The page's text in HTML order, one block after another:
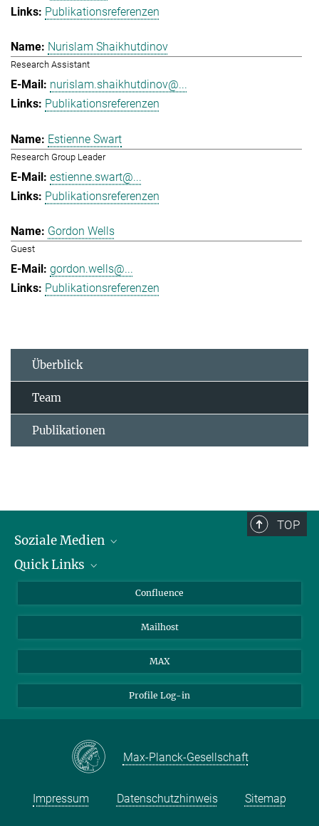
Publikationsreferenzen
Nurislam Shaikhutdinov
Research Assistant
nurislam.shaikhutdinov@...
Publikationsreferenzen
Estienne Swart
Research Group Leader
estienne.swart@...
Publikationsreferenzen
Gordon Wells
Guest
gordon.wells@...
Publikationsreferenzen
Überblick
Team
Publikationen
TOP
Soziale Medien
LinkedIn
YouTube
Quick Links
Für Journalisten und Journalistinnen
Über Tiere in der Forschung
Ihr Weg zu uns
Confluence
Mailhost
MAX
Profile Log-in
Max-Planck-Gesellschaft
Impressum Datenschutzhinweis Sitemap